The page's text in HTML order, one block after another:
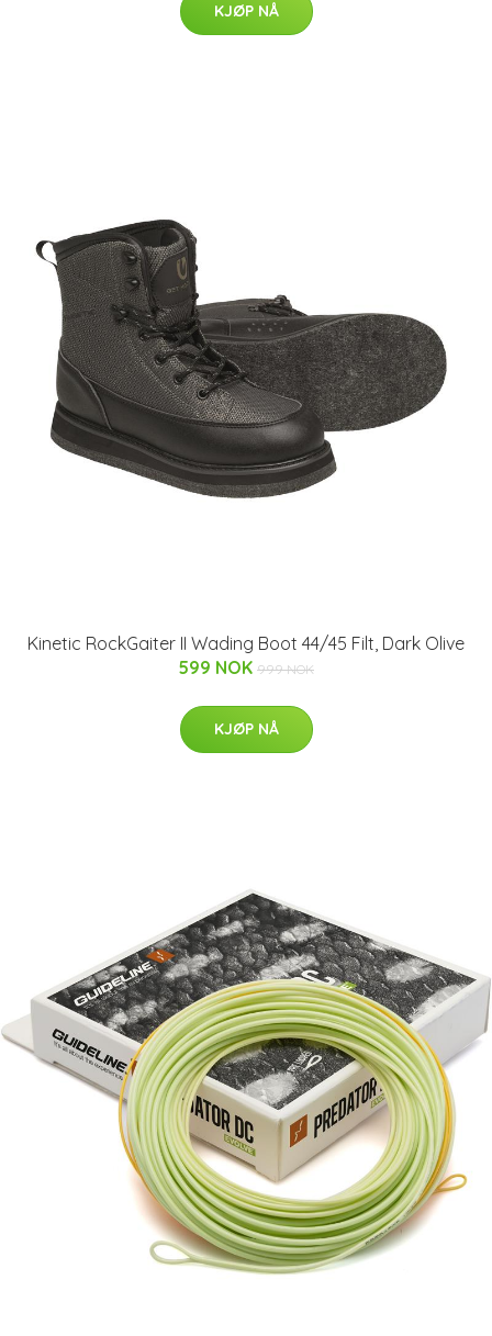
KJØP NÅ
Kinetic RockGaiter II Wading Boot 44/45 Filt, Dark Olive
599 NOK 999 NOK
KJØP NÅ